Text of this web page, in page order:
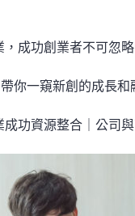
，成功創業者不可忽
你一窺新創的成長和
成功資源整合｜公司